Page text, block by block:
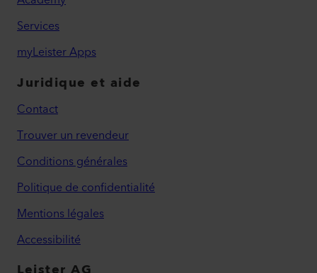
Services
myLeister Apps
Juridique et aide
Contact
Trouver un revendeur
Conditions générales
Politique de confidentialité
Mentions légales
Accessibilité